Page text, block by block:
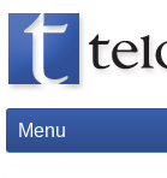
Menu